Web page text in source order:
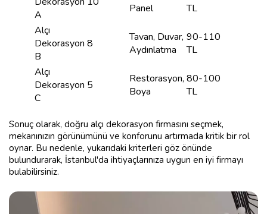
A
Panel
TL
Alçı
Dekorasyon
B
8
Tavan, Duvar,
Aydınlatma
90-110
TL
Alçı
Dekorasyon
C
5
Restorasyon,
Boya
80-100
TL
Sonuç olarak, doğru alçı dekorasyon firmasını seçmek,
mekanınızın görünümünü ve konforunu artırmada kritik bir rol
oynar. Bu nedenle, yukarıdaki kriterleri göz önünde
bulundurarak, İstanbul'da ihtiyaçlarınıza uygun en iyi firmayı
bulabilirsiniz.